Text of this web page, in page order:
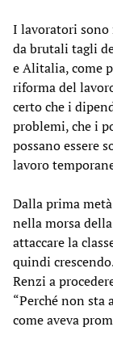
I lavoratori sono
da brutali tagli
e Alitalia, come
riforma del
certo che i
problemi, che i
possano essere
lavoro
Dalla prima
nella morsa
attaccare la
quindi
Renzi a
“Perché non
come aveva